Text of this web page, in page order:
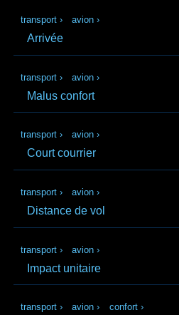
transport › avion ›
Arrivée
transport › avion ›
Malus confort
transport › avion ›
Court courrier
transport › avion ›
Distance de vol
transport › avion ›
Impact unitaire
transport › avion › confort ›